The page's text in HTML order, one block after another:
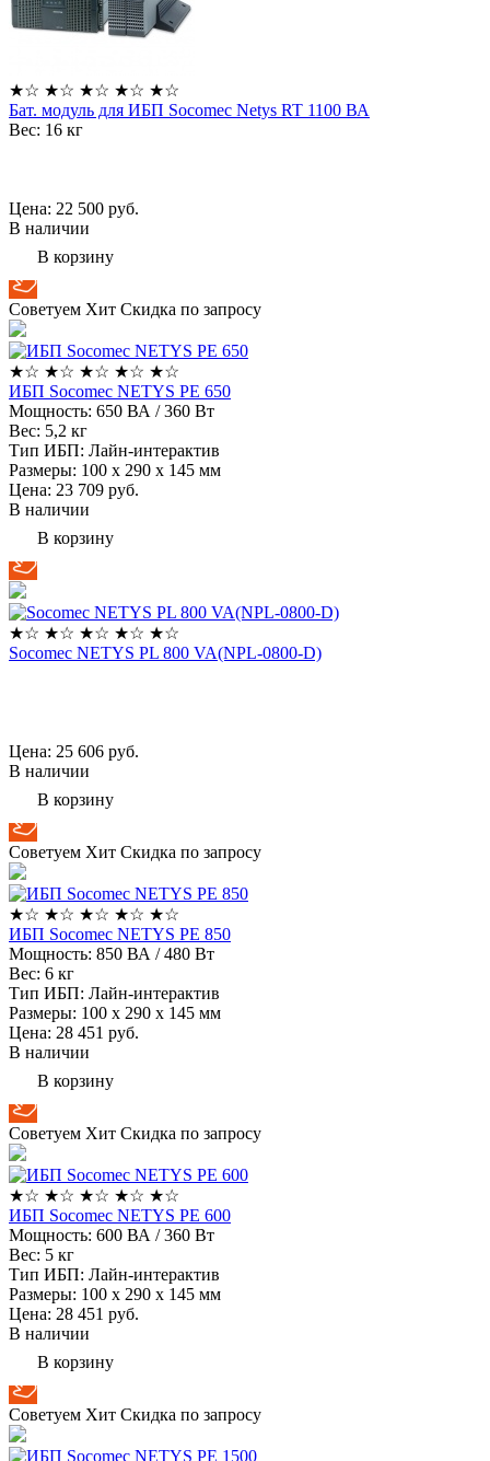
★☆ ★☆ ★☆ ★☆ ★☆
Бат. модуль для ИБП Socomec Netys RT 1100 ВА
Вес: 16 кг
Цена: 22 500 руб.
В наличии
В корзину
Советуем Хит Скидка по запросу
★☆ ★☆ ★☆ ★☆ ★☆
ИБП Socomec NETYS PE 650
Мощность: 650 ВА / 360 Вт
Вес: 5,2 кг
Тип ИБП: Лайн-интерактив
Размеры: 100 х 290 х 145 мм
Цена: 23 709 руб.
В наличии
В корзину
★☆ ★☆ ★☆ ★☆ ★☆
Socomec NETYS PL 800 VA(NPL-0800-D)
Цена: 25 606 руб.
В наличии
В корзину
Советуем Хит Скидка по запросу
★☆ ★☆ ★☆ ★☆ ★☆
ИБП Socomec NETYS PE 850
Мощность: 850 ВА / 480 Вт
Вес: 6 кг
Тип ИБП: Лайн-интерактив
Размеры: 100 х 290 х 145 мм
Цена: 28 451 руб.
В наличии
В корзину
Советуем Хит Скидка по запросу
★☆ ★☆ ★☆ ★☆ ★☆
ИБП Socomec NETYS PE 600
Мощность: 600 ВА / 360 Вт
Вес: 5 кг
Тип ИБП: Лайн-интерактив
Размеры: 100 х 290 х 145 мм
Цена: 28 451 руб.
В наличии
В корзину
Советуем Хит Скидка по запросу